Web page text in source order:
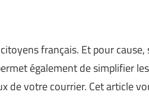
français. Et pour
également de simplifier
de votre courrier. Cet article